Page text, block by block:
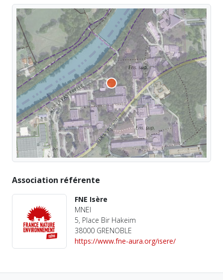
Association référente
FNE Isère
MNEI
5, Place Bir Hakeim
38000 GRENOBLE
https://www.fne-aura.org/isere/